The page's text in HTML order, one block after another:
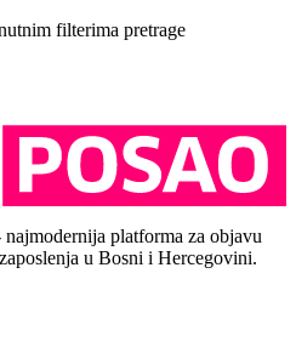
filterima pretrage
platforma za objavu
u Bosni i Hercegovini.